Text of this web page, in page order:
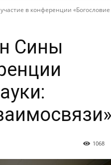
в конференции «Богословие
Сины
1068